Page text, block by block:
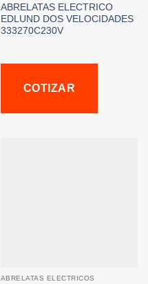
ABRELATAS ELECTRICO
EDLUND DOS VELOCIDADES
333270C230V
COTIZAR
ABRELATAS ELECTRICOS